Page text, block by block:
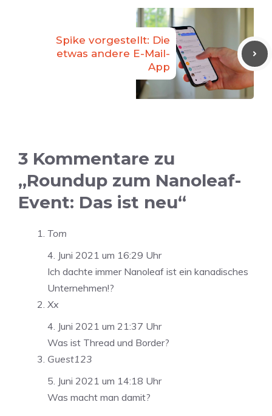
Spike vorgestellt: Die
etwas andere E-Mail-
App
3 Kommentare zu
„Roundup zum Nanoleaf-
Event: Das ist neu“
Tom
4. Juni 2021 um 16:29 Uhr
Ich dachte immer Nanoleaf ist ein kanadisches
Unternehmen!?
Xx
4. Juni 2021 um 21:37 Uhr
Was ist Thread und Border?
Guest123
5. Juni 2021 um 14:18 Uhr
Was macht man damit?